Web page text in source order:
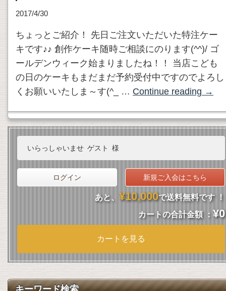
2017/4/30
ちょっとご紹介！ 先日ご注文いただいた特注ケー
キです♪♪ 創作ケーキ随時ご相談にのります(^^)/ ゴ
ールデンウィーク始まりましたね！！ 当店こども
の日のケーキもまだまだ予約受付中ですのでよろし
くお願いいたしま～す(^_ … Continue reading →
いらっしゃいませ ゲスト 様
ログイン 新規ご入会はこちら
あと、 ¥10,000で送料無料です ！
カートの合計金額 ： ¥0
カートを見る
キーワード検索